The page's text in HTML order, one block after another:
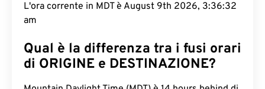
L'ora corrente in MDT è August 9th 2026, 3:36:33
am
Qual è la differenza tra i fusi orari
di ORIGINE e DESTINAZIONE?